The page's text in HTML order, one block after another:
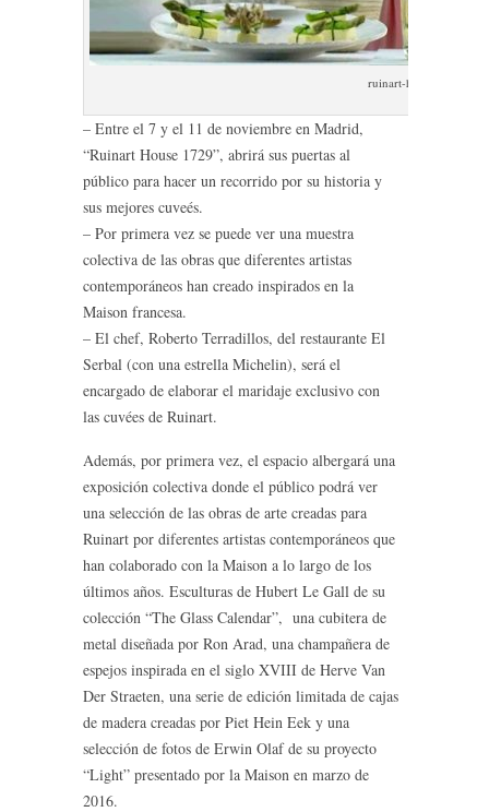
ruinart-house-1729
– Entre el 7 y el 11 de noviembre en Madrid,
“Ruinart House 1729”, abrirá sus puertas al
público para hacer un recorrido por su historia y
sus mejores cuveés.
– Por primera vez se puede ver una muestra
colectiva de las obras que diferentes artistas
contemporáneos han creado inspirados en la
Maison francesa.
– El chef, Roberto Terradillos, del restaurante El
Serbal (con una estrella Michelin), será el
encargado de elaborar el maridaje exclusivo con
las cuvées de Ruinart.
Además, por primera vez, el espacio albergará una
exposición colectiva donde el público podrá ver
una selección de las obras de arte creadas para
Ruinart por diferentes artistas contemporáneos que
han colaborado con la Maison a lo largo de los
últimos años. Esculturas de Hubert Le Gall de su
colección “The Glass Calendar”, una cubitera de
metal diseñada por Ron Arad, una champañera de
espejos inspirada en el siglo XVIII de Herve Van
Der Straeten, una serie de edición limitada de cajas
de madera creadas por Piet Hein Eek y una
selección de fotos de Erwin Olaf de su proyecto
“Light” presentado por la Maison en marzo de
2016.